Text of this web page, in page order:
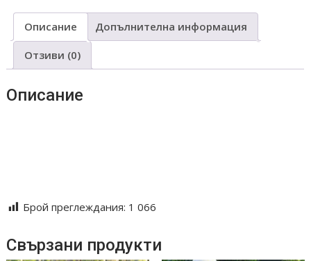
Н392
Описание Допълнителна информация
Отзиви (0)
Описание
Брой преглеждания: 1 066
Свързани продукти